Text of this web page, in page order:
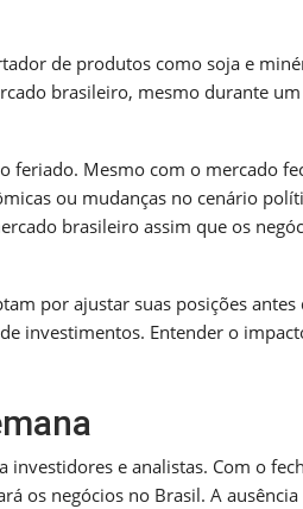
de produtos como soja e
brasileiro, mesmo durante
feriado. Mesmo com o mercado
ou mudanças no cenário
brasileiro assim que os
por ajustar suas posições antes
investimentos. Entender o
investidores e analistas. Com o
os negócios no Brasil. A ausência